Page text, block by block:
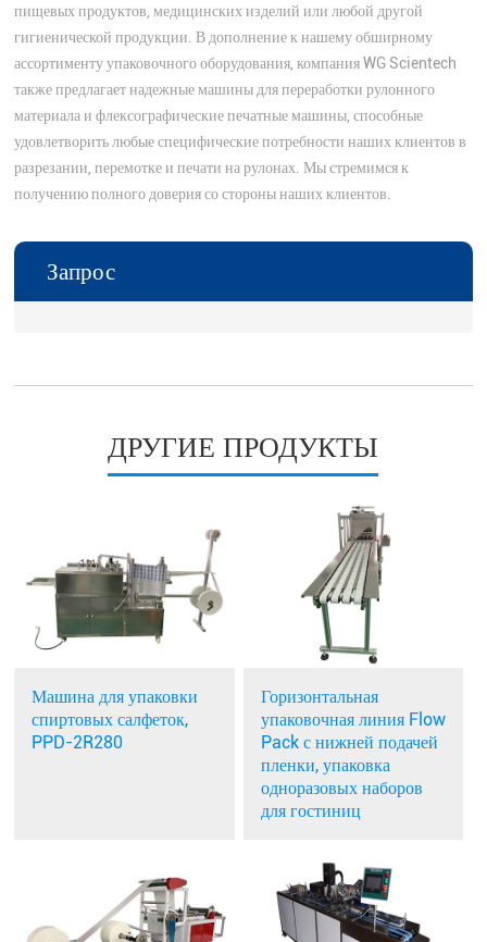
пищевых продуктов, медицинских изделий или любой другой
гигиенической продукции. В дополнение к нашему обширному
ассортименту упаковочного оборудования, компания WG Scientech
также предлагает надежные машины для переработки рулонного
материала и флексографические печатные машины, способные
удовлетворить любые специфические потребности наших клиентов в
разрезании, перемотке и печати на рулонах. Мы стремимся к
получению полного доверия со стороны наших клиентов.
Запрос
ДРУГИЕ ПРОДУКТЫ
Машина для упаковки
спиртовых салфеток,
PPD-2R280
Горизонтальная
упаковочная линия Flow
Pack с нижней подачей
пленки, упаковка
одноразовых наборов
для гостиниц